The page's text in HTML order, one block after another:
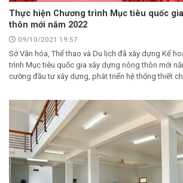
Thực hiện Chương trình Mục tiêu quốc
thôn mới năm 2022
09/10/2021 19:57
Sở Văn hóa, Thể thao và Du lịch đã xây dựng Kế
trình Mục tiêu quốc gia xây dựng nông thôn mới
cường đầu tư xây dựng, phát triển hệ thống thiết